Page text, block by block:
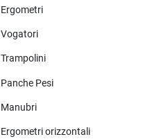
Ergometri
Vogatori
Trampolini
Panche Pesi
Manubri
Ergometri orizzontali